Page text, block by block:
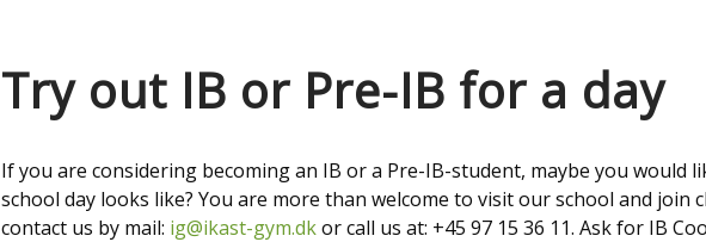
Try out IB or Pre-IB for a day
If you are considering becoming an IB or a Pre-IB-student, maybe you would
school day looks like? You are more than welcome to visit our school and join
contact us by mail: ig@ikast-gym.dkor call us at: +45 97 15 36 11. Ask for IB